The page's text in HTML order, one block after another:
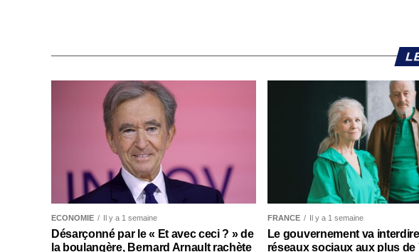
ECONOMIE Il y a 1 semaine
Désarçonné par le « Et avec ceci ? » de
la boulangère, Bernard Arnault rachète
FRANCE Il y a 1 semaine
Le gouvernement va
réseaux sociaux aux plus de